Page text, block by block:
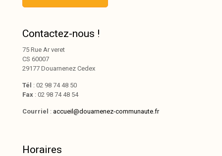
Contactez-nous !
75 Rue Ar veret
CS 60007
29177 Douarnenez Cedex
Tél : 02 98 74 48 50
Fax : 02 98 74 48 54
Courriel : accueil@douarnenez-communaute.fr
Horaires